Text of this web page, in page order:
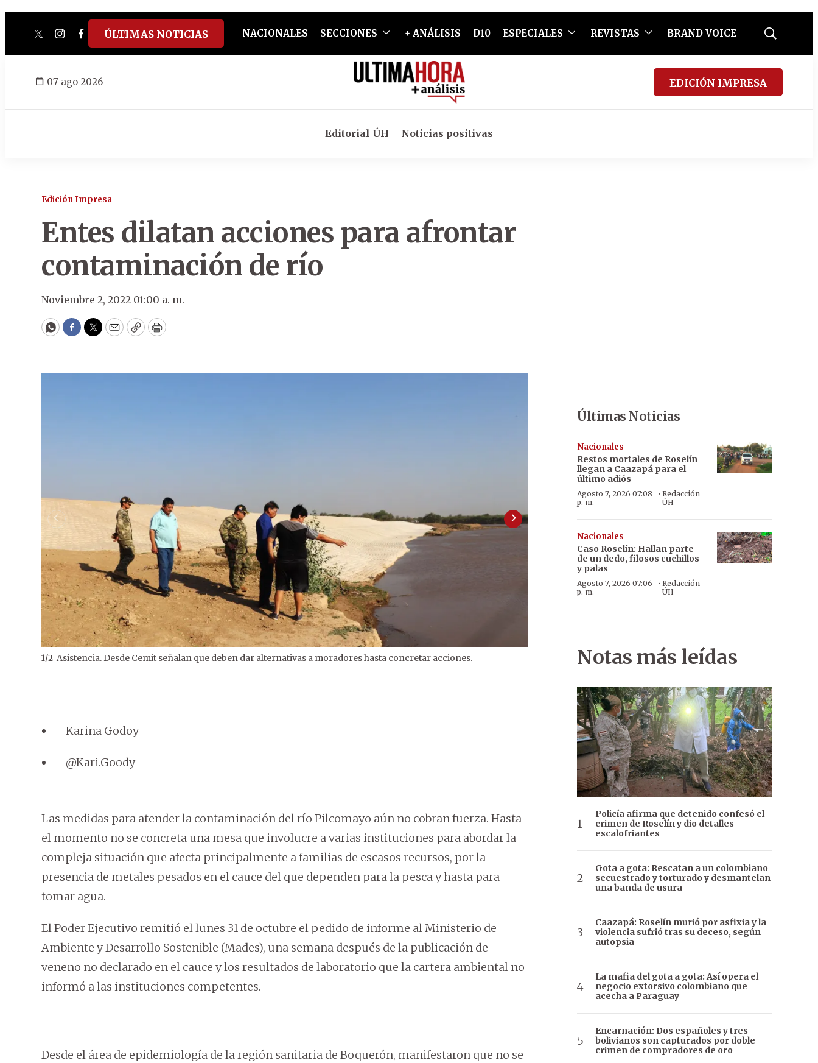
twitterinstagram
facebook
tiktokyoutube
spotify
ÚLTIMAS NOTICIAS NACIONALES SECCIONES + ANÁLISIS D10 ESPECIALES REVISTAS BRAND VOICE
Mostrar
07 ago 2026 EDICIÓN IMPRESA
Editorial ÚH Noticias positivas
Edición Impresa
Entes dilatan acciones para afrontar
contaminación de río
Noviembre 2, 2022 01:00 a. m.
WhatsApp
Facebook
Twitter
EmailCopyPrint
1/2 Asistencia. Desde Cemit señalan que deben dar alternativas a moradores hasta concretar acciones.
Una vez que se reciba el informe del Ministerio de Ambiente
Karina Godoy
@Kari.Goody
Las medidas para atender la contaminación del río Pilcomayo aún no cobran fuerza. Hasta
el momento no se concreta una mesa que involucre a varias instituciones para abordar la
compleja situación que afecta principalmente a familias de escasos recursos, por la
presencia de metales pesados en el cauce del que dependen para la pesca y hasta para
tomar agua.
El Poder Ejecutivo remitió el lunes 31 de octubre el pedido de informe al Ministerio de
Ambiente y Desarrollo Sostenible (Mades), una semana después de la publicación de
veneno no declarado en el cauce y los resultados de laboratorio que la cartera ambiental no
informó a las instituciones competentes.
Desde el área de epidemiología de la región sanitaria de Boquerón, manifestaron que no se
Últimas Noticias
Nacionales
Restos mortales de Roselín
llegan a Caazapá para el
último adiós
Agosto 7, 2026 07:08
p. m.
· Redacción
ÚH
Nacionales
Caso Roselín: Hallan parte
de un dedo, filosos cuchillos
y palas
Agosto 7, 2026 07:06
p. m.
· Redacción
ÚH
Notas más leídas
Policía afirma que detenido confesó el
crimen de Roselín y dio detalles
escalofriantes
Gota a gota: Rescatan a un colombiano
secuestrado y torturado y desmantelan
una banda de usura
Caazapá: Roselín murió por asfixia y la
violencia sufrió tras su deceso, según
autopsia
La mafia del gota a gota: Así opera el
negocio extorsivo colombiano que
acecha a Paraguay
Encarnación: Dos españoles y tres
bolivianos son capturados por doble
crimen de compradores de oro